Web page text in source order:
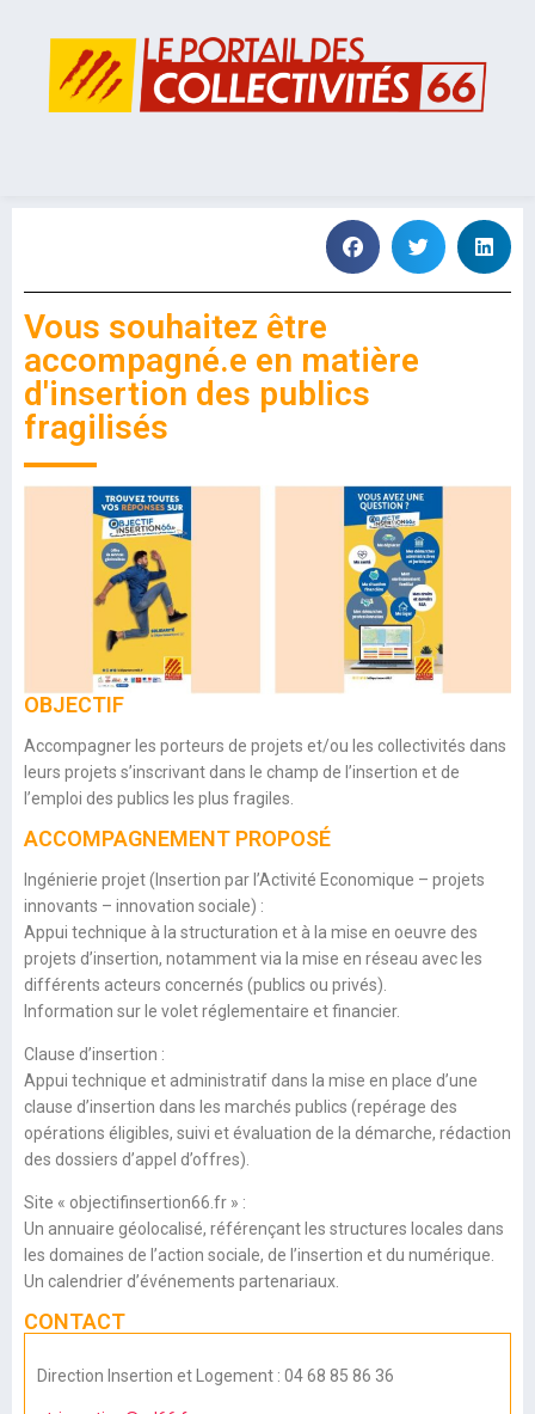
Vous souhaitez être
accompagné.e en matière
d'insertion des publics
fragilisés
OBJECTIF
Accompagner les porteurs de projets et/ou les collectivités dans
leurs projets s’inscrivant dans le champ de l’insertion et de
l’emploi des publics les plus fragiles.
ACCOMPAGNEMENT PROPOSÉ
Ingénierie projet (Insertion par l’Activité Economique – projets
innovants – innovation sociale) :
Appui technique à la structuration et à la mise en oeuvre des
projets d’insertion, notamment via la mise en réseau avec les
différents acteurs concernés (publics ou privés).
Information sur le volet réglementaire et financier.
Clause d’insertion :
Appui technique et administratif dans la mise en place d’une
clause d’insertion dans les marchés publics (repérage des
opérations éligibles, suivi et évaluation de la démarche, rédaction
des dossiers d’appel d’offres).
Site « objectifinsertion66.fr » :
Un annuaire géolocalisé, référençant les structures locales dans
les domaines de l’action sociale, de l’insertion et du numérique.
Un calendrier d’événements partenariaux.
CONTACT
Direction Insertion et Logement : 04 68 85 86 36